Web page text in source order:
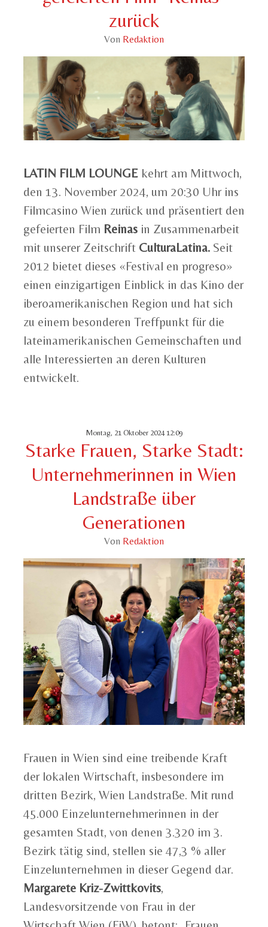
zurück
Von Redaktion
LATIN FILM LOUNGE kehrt am Mittwoch,
den 13. November 2024, um 20:30 Uhr ins
Filmcasino Wien zurück und präsentiert den
gefeierten Film Reinas in Zusammenarbeit
mit unserer Zeitschrift CulturaLatina. Seit
2012 bietet dieses «Festival en progreso»
einen einzigartigen Einblick in das Kino der
iberoamerikanischen Region und hat sich
zu einem besonderen Treffpunkt für die
lateinamerikanischen Gemeinschaften und
alle Interessierten an deren Kulturen
entwickelt.
Montag, 21 Oktober 2024 12:09
Starke Frauen, Starke Stadt:
Unternehmerinnen in Wien
Landstraße über
Generationen
Von Redaktion
Frauen in Wien sind eine treibende Kraft
der lokalen Wirtschaft, insbesondere im
dritten Bezirk, Wien Landstraße. Mit rund
45.000 Einzelunternehmerinnen in der
gesamten Stadt, von denen 3.320 im 3.
Bezirk tätig sind, stellen sie 47,3 % aller
Einzelunternehmen in dieser Gegend dar.
Margarete Kriz-Zwittkovits,
Landesvorsitzende von Frau in der